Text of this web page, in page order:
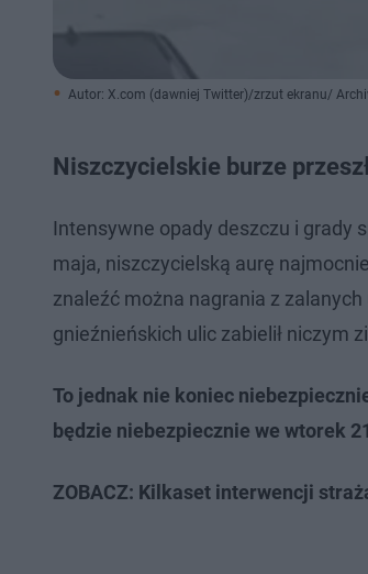
Autor: X.com (dawniej Twitter)/zrzut ekranu/
Niszczycielskie burze
Intensywne opady deszczu i grady
maja, niszczycielską aurę
znaleźć można nagrania z
gnieźnieńskich ulic zabielił niczym
To jednak nie koniec
będzie niebezpiecznie we wtorek
ZOBACZ: Kilkaset interwencji